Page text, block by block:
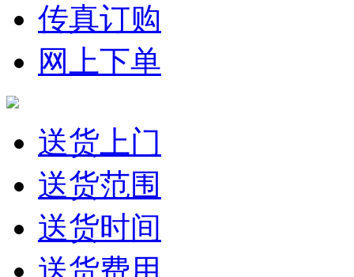
传真订购
网上下单
送货上门
送货范围
送货时间
送货费用